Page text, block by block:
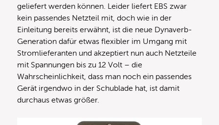
geliefert werden können. Leider liefert EBS zwar
kein passendes Netzteil mit, doch wie in der
Einleitung bereits erwähnt, ist die neue Dynaverb-
Generation dafür etwas flexibler im Umgang mit
Stromlieferanten und akzeptiert nun auch Netzteile
mit Spannungen bis zu 12 Volt – die
Wahrscheinlichkeit, dass man noch ein passendes
Gerät irgendwo in der Schublade hat, ist damit
durchaus etwas größer.